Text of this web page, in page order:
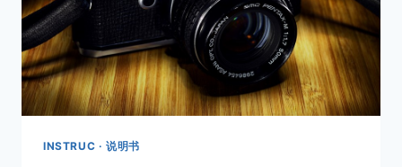
INSTRUC · 说明书